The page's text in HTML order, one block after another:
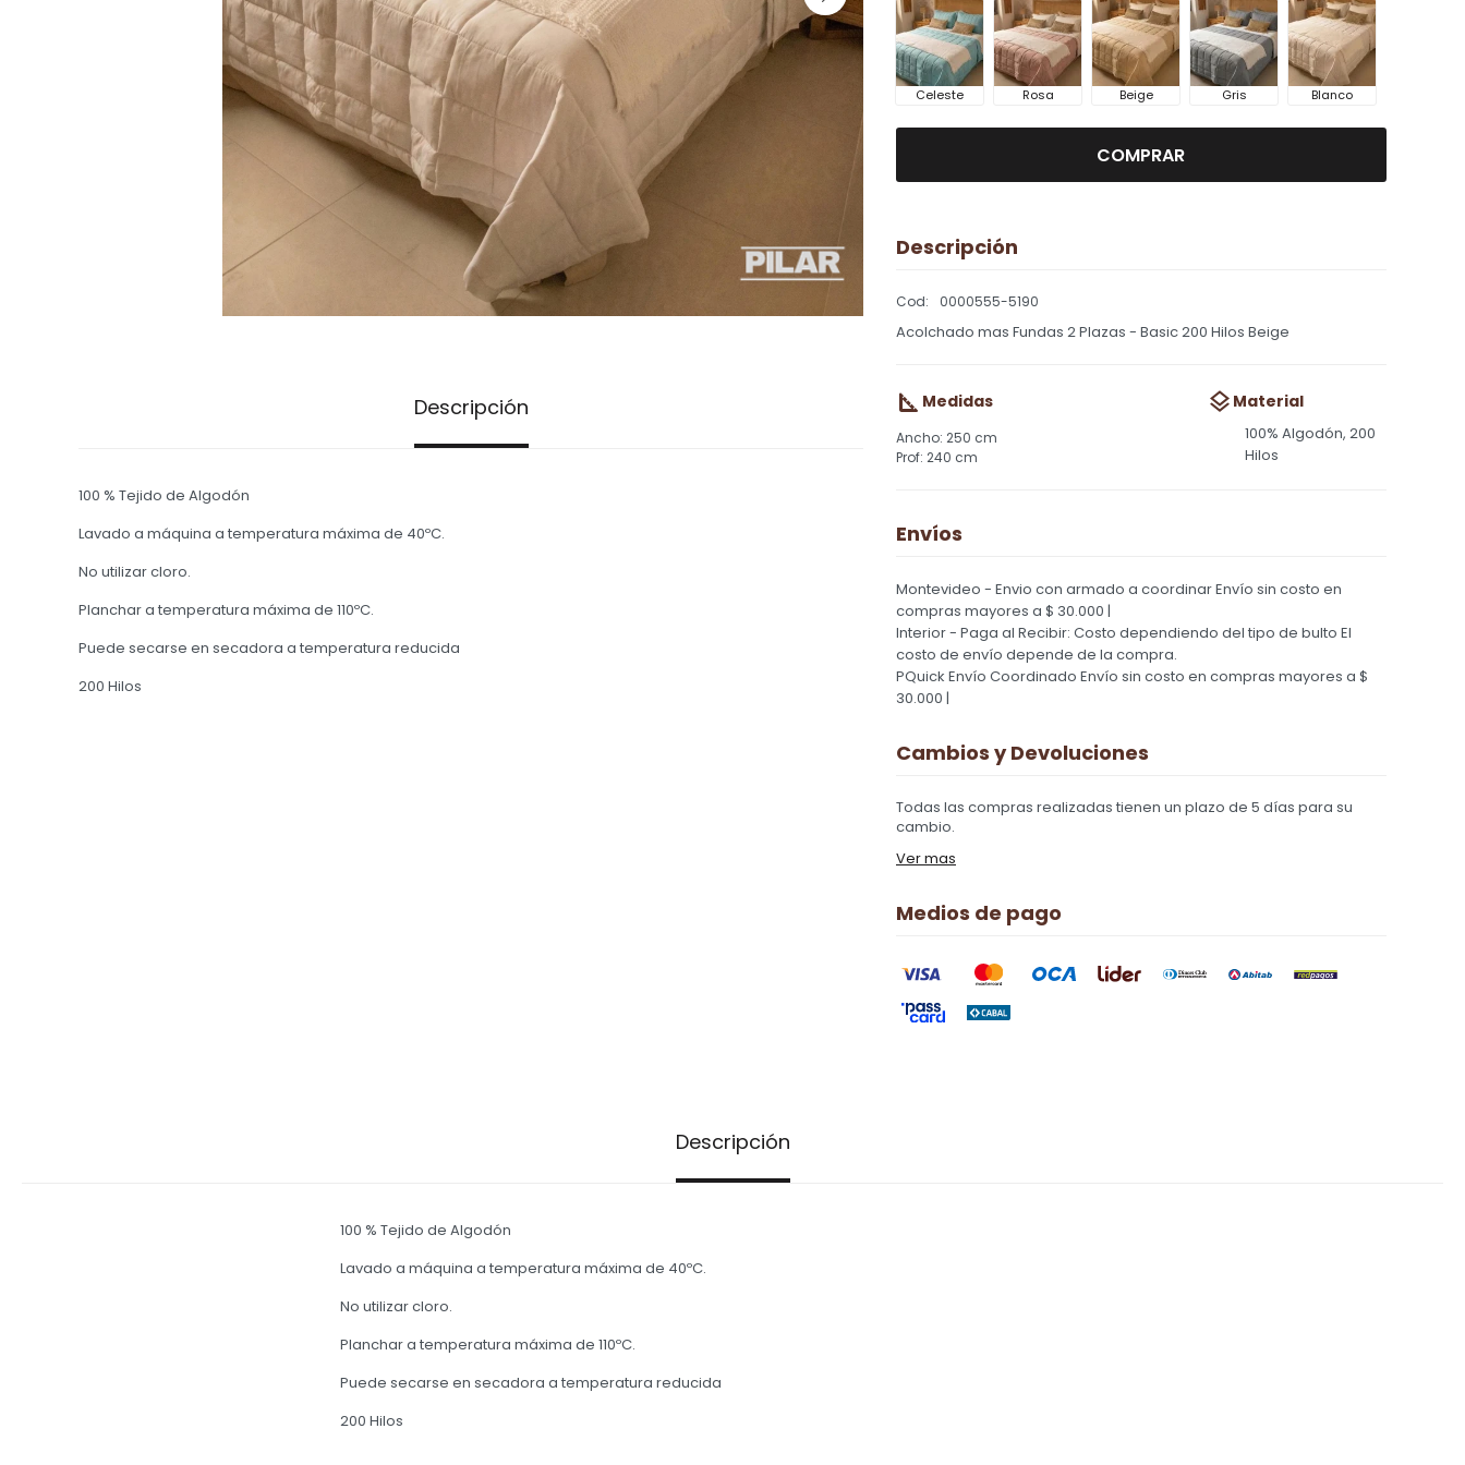
Descripción
100 % Tejido de Algodón
Lavado a máquina a temperatura máxima de 40ºC.
No utilizar cloro.
Planchar a temperatura máxima de 110ºC.
Puede secarse en secadora a temperatura reducida
200 Hilos
Celeste Rosa Beige Gris Blanco
COMPRAR
Descripción
0000555-5190
Acolchado mas Fundas 2 Plazas - Basic 200 Hilos Beige
Medidas
250 cm
240 cm
Material
100% Algodón, 200
Hilos
Envíos
Montevideo - Envio con armado a coordinarEnvío sin costo en
compras mayores a $ 30.000 |
Interior - Paga al Recibir: Costo dependiendo del tipo de bulto El
costo de envío depende de la compra.
PQuick Envío Coordinado Envío sin costo en compras mayores a $
30.000 |
Cambios y Devoluciones
Todas las compras realizadas tienen un plazo de 5 días para su
cambio.
Ver mas
Medios de pago
Descripción
100 % Tejido de Algodón
Lavado a máquina a temperatura máxima de 40ºC.
No utilizar cloro.
Planchar a temperatura máxima de 110ºC.
Puede secarse en secadora a temperatura reducida
200 Hilos